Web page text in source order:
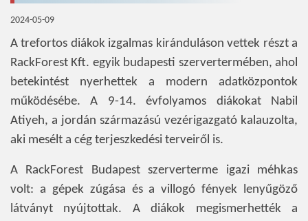
2024-05-09
A trefortos diákok izgalmas kiránduláson vettek részt a
RackForest Kft. egyik budapesti szervertermében, ahol
betekintést nyerhettek a modern adatközpontok
működésébe. A 9-14. évfolyamos diákokat Nabil
Atiyeh, a jordán származású vezérigazgató kalauzolta,
aki mesélt a cég terjeszkedési terveiről is.
A RackForest Budapest szerverterme igazi méhkas
volt: a gépek zúgása és a villogó fények lenyűgöző
látványt nyújtottak. A diákok megismerhették a